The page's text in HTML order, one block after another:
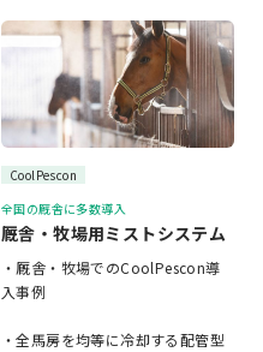
CoolPescon
全国の厩舎に多数導入
厩舎・牧場用ミストシステム
・厩舎・牧場でのCoolPescon導
入事例
・全馬房を均等に冷却する配管型